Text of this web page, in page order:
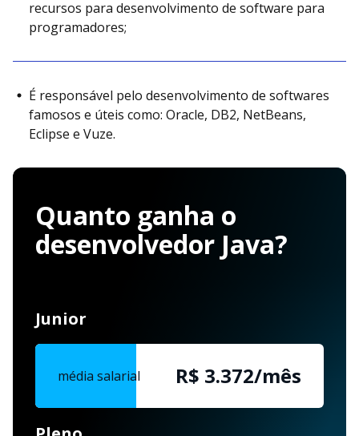
recursos para desenvolvimento de software para
programadores;
É responsável pelo desenvolvimento de softwares
famosos e úteis como: Oracle, DB2, NetBeans,
Eclipse e Vuze.
Quanto ganha o
desenvolvedor Java?
Junior
média salarial R$ 3.372/mês